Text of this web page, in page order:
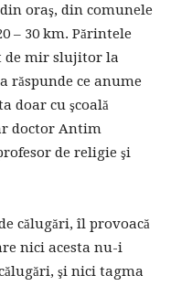
oraş, din comunele
– 30 km. Părintele
de mir slujitor la
răspunde ce anume
doar cu şcoală
doctor Antim
de religie şi
călugări, îl provoacă
nici acesta nu-i
şi nici tagma